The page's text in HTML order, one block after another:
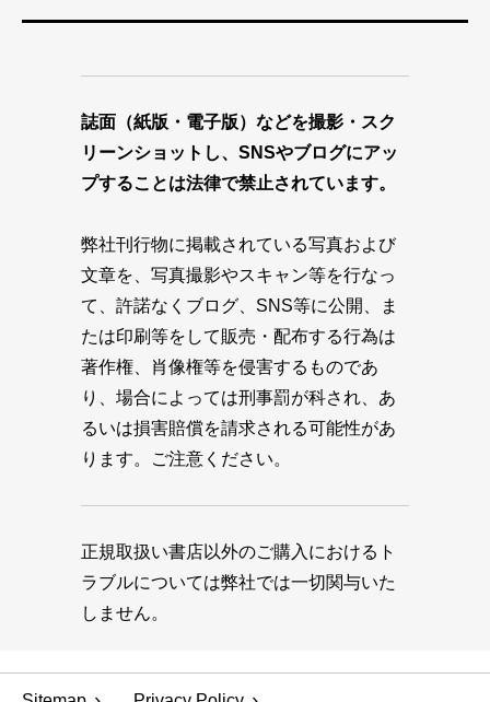
誌面（紙版・電子版）などを撮影・スク
リーンショットし、SNSやブログにアッ
プすることは法律で禁止されています。
弊社刊行物に掲載されている写真および
文章を、写真撮影やスキャン等を行なっ
て、許諾なくブログ、SNS等に公開、ま
たは印刷等をして販売・配布する行為は
著作権、肖像権等を侵害するものであ
り、場合によっては刑事罰が科され、あ
るいは損害賠償を請求される可能性があ
ります。ご注意ください。
正規取扱い書店以外のご購入におけるト
ラブルについては弊社では一切関与いた
しません。